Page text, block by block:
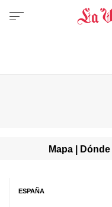
Mapa |
ESPAÑA